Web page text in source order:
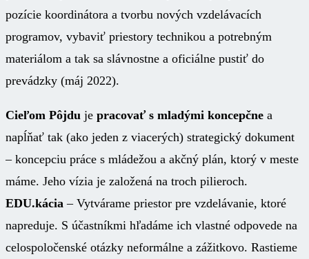
pozície koordinátora a tvorbu nových vzdelávacích
programov, vybaviť priestory technikou a potrebným
materiálom a tak sa slávnostne a oficiálne pustiť do
prevádzky (máj 2022).
Cieľom Pôjdu je pracovať s mladými koncepčne a
napĺňať tak (ako jeden z viacerých) strategický dokument
– koncepciu práce s mládežou a akčný plán, ktorý v meste
máme. Jeho vízia je založená na troch pilieroch.
EDU.kácia – Vytvárame priestor pre vzdelávanie, ktoré
napreduje. S účastníkmi hľadáme ich vlastné odpovede na
celospoločenské otázky neformálne a zážitkovo. Rastieme